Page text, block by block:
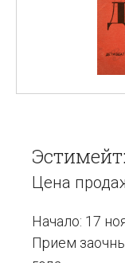
Цена
Начало: 17
Прием